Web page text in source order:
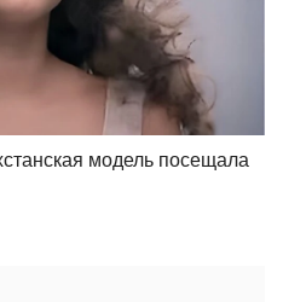
модель посещала